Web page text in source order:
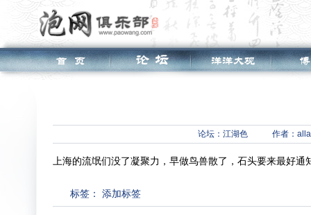
论坛： 江湖色 作者：
上海的流氓们没了凝聚力，早做鸟兽散了，石头要来最好
标签： 添加标签